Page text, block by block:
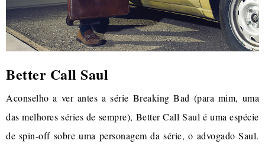
Better Call Saul
Aconselho a ver antes a série Breaking Bad (para mim, uma
das melhores séries de sempre), Better Call Saul é uma espécie
de spin-off sobre uma personagem da série, o advogado Saul.